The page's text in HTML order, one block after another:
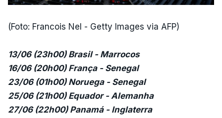
(Foto: Francois Nel - Getty Images via AFP)
13/06 (23h00) Brasil - Marrocos
16/06 (20h00) França - Senegal
23/06 (01h00) Noruega - Senegal
25/06 (21h00) Equador - Alemanha
27/06 (22h00) Panamá - Inglaterra